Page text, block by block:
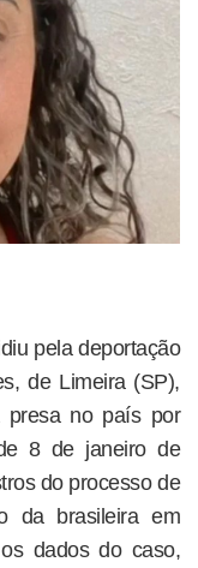
pela deportação
de Limeira (SP),
presa no país por
8 de janeiro de
do processo de
da brasileira em
dados do caso,